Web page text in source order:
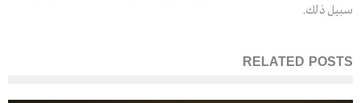
سبيل ذلك.
RELATED POSTS